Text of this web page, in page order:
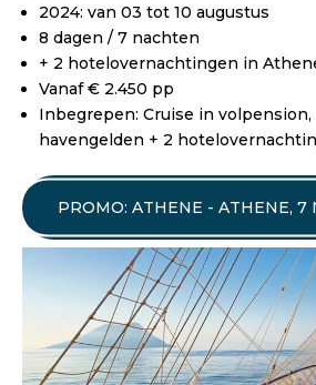
2024: van 03 tot 10 augustus
8 dagen / 7 nachten
+ 2 hotelovernachtingen in
Vanaf € 2.450 pp
Inbegrepen: Cruise in
havengelden + 2
PROMO: ATHENE - ATHENE, 7